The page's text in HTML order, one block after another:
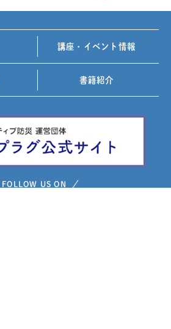
講座・イベント情報
書籍紹介
FOLLOW US ON